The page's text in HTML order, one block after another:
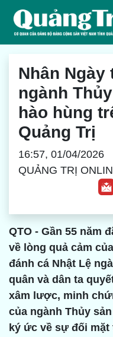
Nhân Ngày
ngành
hào hùng
Quảng Trị
16:57, 01/04/2026
QUẢNG TRỊ
QTO - Gần 55 năm
về lòng quả cảm
đánh cá Nhật Lệ
quân và dân ta
xâm lược, minh
của ngành Thủy
ký ức về sự đối